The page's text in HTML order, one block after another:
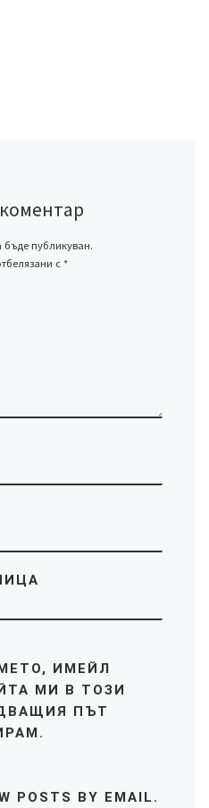
публикуван.
с *
ИМЕЙЛ
МИ В ТОЗИ
ПЪТ
POSTS BY EMAIL.